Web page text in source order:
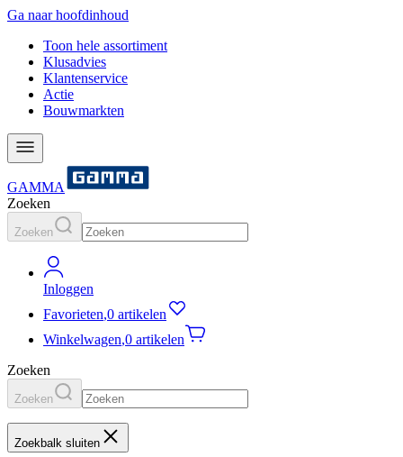
Ga naar hoofdinhoud
Toon hele assortiment
Klusadvies
Klantenservice
Actie
Bouwmarkten
GAMMA
Zoeken
Zoeken
Inloggen
Favorieten,0 artikelen
Winkelwagen,0 artikelen
Zoeken
Zoeken
Zoekbalk sluiten